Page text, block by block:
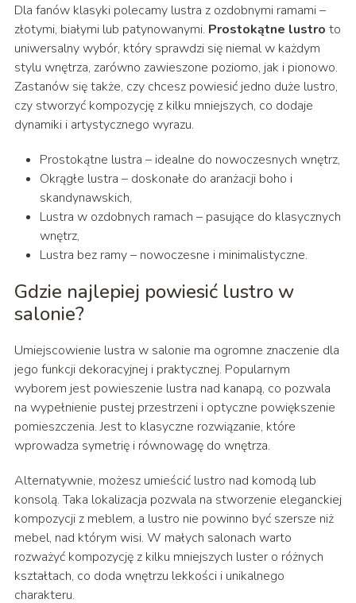
Dla fanów klasyki polecamy lustra z ozdobnymi ramami –
złotymi, białymi lub patynowanymi. Prostokątne lustro to
uniwersalny wybór, który sprawdzi się niemal w każdym
stylu wnętrza, zarówno zawieszone poziomo, jak i pionowo.
Zastanów się także, czy chcesz powiesić jedno duże lustro,
czy stworzyć kompozycję z kilku mniejszych, co dodaje
dynamiki i artystycznego wyrazu.
Prostokątne lustra – idealne do nowoczesnych wnętrz,
Okrągłe lustra – doskonałe do aranżacji boho i
skandynawskich,
Lustra w ozdobnych ramach – pasujące do klasycznych
wnętrz,
Lustra bez ramy – nowoczesne i minimalistyczne.
Gdzie najlepiej powiesić lustro w
salonie?
Umiejscowienie lustra w salonie ma ogromne znaczenie dla
jego funkcji dekoracyjnej i praktycznej. Popularnym
wyborem jest powieszenie lustra nad kanapą, co pozwala
na wypełnienie pustej przestrzeni i optyczne powiększenie
pomieszczenia. Jest to klasyczne rozwiązanie, które
wprowadza symetrię i równowagę do wnętrza.
Alternatywnie, możesz umieścić lustro nad komodą lub
konsolą. Taka lokalizacja pozwala na stworzenie eleganckiej
kompozycji z meblem, a lustro nie powinno być szersze niż
mebel, nad którym wisi. W małych salonach warto
rozważyć kompozycję z kilku mniejszych luster o różnych
kształtach, co doda wnętrzu lekkości i unikalnego
charakteru.